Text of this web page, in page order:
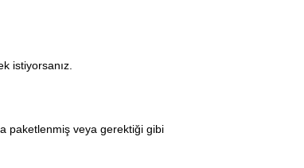
istiyorsanız.
paketlenmiş veya gerektiği gibi